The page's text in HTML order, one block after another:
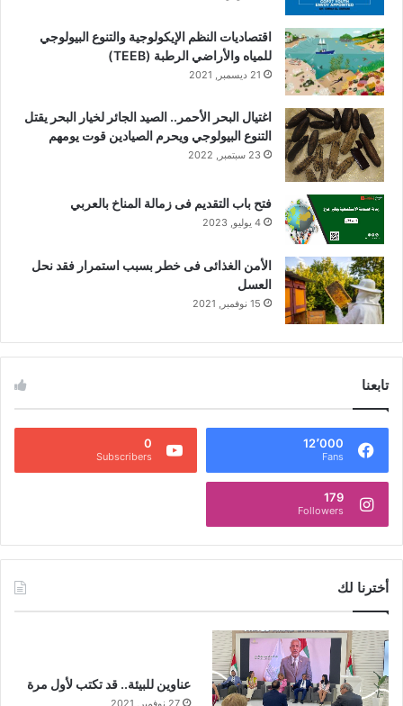
اقتصاديات النظم الإيكولوجية والتنوع البيولوجي
للمياه والأراضي الرطبة (TEEB)
21 ديسمبر, 2021
اغتيال البحر الأحمر.. الصيد الجائر لخيار البحر يقتل
التنوع البيولوجي ويحرم الصيادين قوت يومهم
23 سبتمبر, 2022
فتح باب التقديم فى زمالة المناخ بالعربي
4 يوليو, 2023
الأمن الغذائى فى خطر بسبب استمرار فقد نحل
العسل
15 نوفمبر, 2021
تابعنا
12٬000
Fans
0
Subscribers
179
Followers
أخترنا لك
عناوين للبيئة.. قد تكتب لأول مرة
27 نوفمبر, 2021